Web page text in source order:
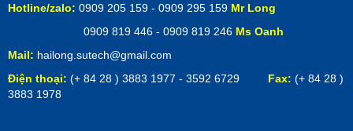
Hotline/zalo: 0909 205 159 - 0909 295 159 Mr Long
0909 819 446 - 0909 819 246 Ms Oanh
Mail: hailong.sutech@gmail.com
Điện thoại: (+ 84 28 ) 3883 1977 - 3592 6729 Fax: (+ 84 28 )
3883 1978